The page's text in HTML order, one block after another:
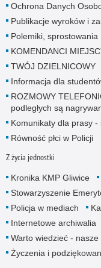
Ochrona Danych
Publikacje wyroków i
Polemiki, sprostowania
KOMENDANCI
TWÓJ DZIELNICOWY
Informacja dla
ROZMOWY
podległych są
Komunikaty dla prasy
Równość płci w Policji
Z życia jednostki
Kronika KMP Gliwice
Stowarzyszenie
Policja w mediach
Internetowe archiwalia
Warto wiedzieć -
Życzenia i